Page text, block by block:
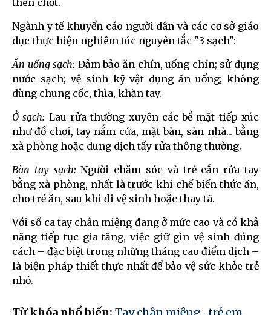
then chốt.
Ngành y tế khuyến cáo người dân và các cơ sở giáo
dục thực hiện nghiêm túc nguyên tắc "3 sạch":
Ăn uống sạch: Đảm bảo ăn chín, uống chín; sử dụng
nước sạch; vệ sinh kỹ vật dụng ăn uống; không
dùng chung cốc, thìa, khăn tay.
Ở sạch: Lau rửa thường xuyên các bề mặt tiếp xúc
như đồ chơi, tay nắm cửa, mặt bàn, sàn nhà... bằng
xà phòng hoặc dung dịch tẩy rửa thông thường.
Bàn tay sạch: Người chăm sóc và trẻ cần rửa tay
bằng xà phòng, nhất là trước khi chế biến thức ăn,
cho trẻ ăn, sau khi đi vệ sinh hoặc thay tã.
Với số ca tay chân miệng đang ở mức cao và có khả
năng tiếp tục gia tăng, việc giữ gìn vệ sinh đúng
cách – đặc biệt trong những tháng cao điểm dịch –
là biện pháp thiết thực nhất để bảo vệ sức khỏe trẻ
nhỏ.